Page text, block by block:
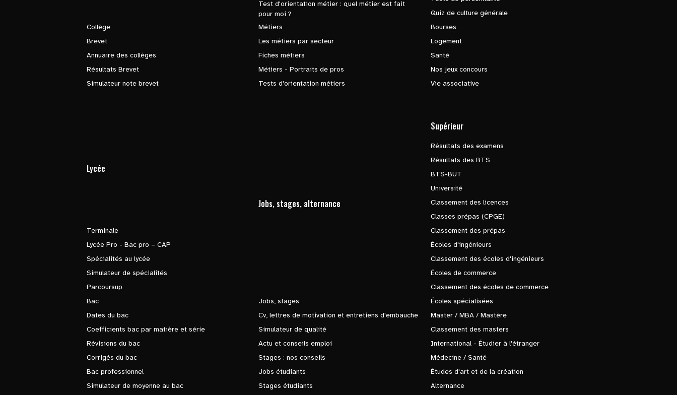
Collège
Brevet
Annuaire des collèges
Résultats Brevet
Simulateur note brevet
Test d'orientation métier : quel métier est fait
pour moi ?
Métiers
Les métiers par secteur
Fiches métiers
Métiers - Portraits de pros
Tests d'orientation métiers
Quiz de culture générale
Bourses
Logement
Santé
Nos jeux concours
Vie associative
Lycée
Terminale
Lycée Pro - Bac pro – CAP
Spécialités au lycée
Simulateur de spécialités
Parcoursup
Bac
Dates du bac
Coefficients bac par matière et série
Révisions du bac
Corrigés du bac
Bac professionnel
Simulateur de moyenne au bac
Jobs, stages, alternance
Jobs, stages
Cv, lettres de motivation et entretiens d'embauche
Simulateur de qualité
Actu et conseils emploi
Stages : nos conseils
Jobs étudiants
Stages étudiants
Supérieur
Résultats des examens
Résultats des BTS
BTS-BUT
Université
Classement des licences
Classes prépas (CPGE)
Classement des prépas
Écoles d'ingénieurs
Classement des écoles d'ingénieurs
Écoles de commerce
Classement des écoles de commerce
Écoles spécialisées
Master / MBA / Mastère
Classement des masters
International - Étudier à l'étranger
Médecine / Santé
Études d'art et de la création
Alternance